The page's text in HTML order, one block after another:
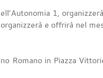
1,
e offrirà nel
Romano in Piazza